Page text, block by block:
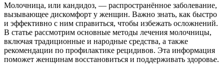
Молочница, или кандидоз, — распространённое заболевание,
вызывающее дискомфорт у женщин. Важно знать, как быстро
и эффективно с ним справиться, чтобы избежать осложнений.
В статье рассмотрим основные методы лечения молочницы,
включая традиционные и народные средства, а также
рекомендации по профилактике рецидивов. Эта информация
поможет женщинам восстановиться и поддерживать здоровье.